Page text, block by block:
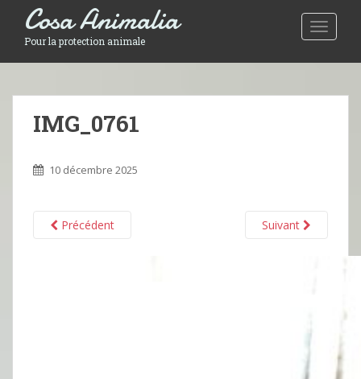
Toggle
Cosa Animalia
Pour la protection animale
IMG_0761
10 décembre 2025
Précédent Suivant